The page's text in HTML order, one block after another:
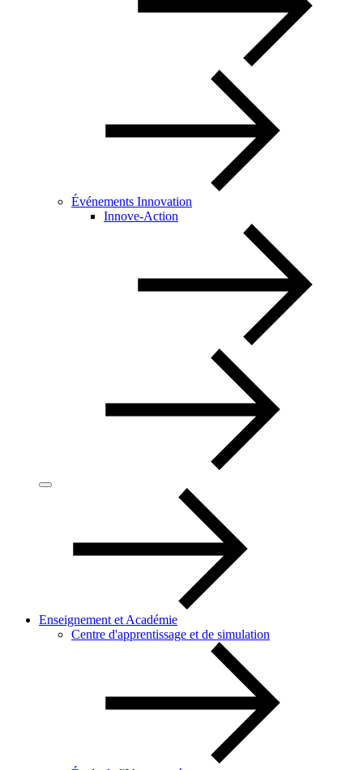
Événements Innovation
Innove-Action
Enseignement et Académie
Centre d'apprentissage et de simulation